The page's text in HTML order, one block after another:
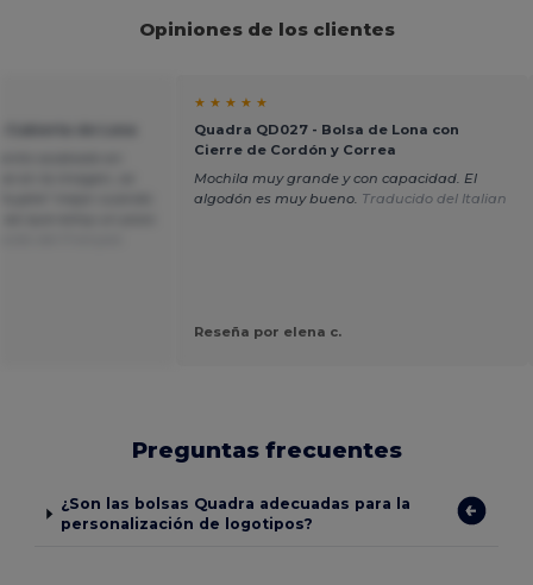
Opiniones de los clientes
★ ★ ★ ★ ★
Quadra QD027 - Bolsa de Lona con
Cierre de Cordón y Correa
Mochila muy grande y con capacidad. El
algodón es muy bueno. Traducido del Italian
Reseña por elena c.
Preguntas frecuentes
¿Son las bolsas Quadra adecuadas para la
personalización de logotipos?